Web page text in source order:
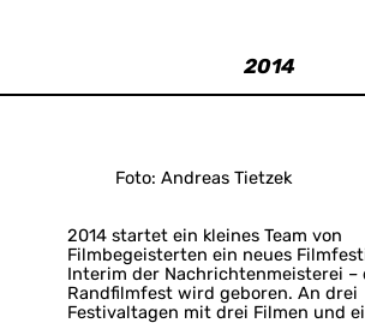
2014
Foto: Andreas Tietzek
2014 startet ein kleines Team von
Filmbegeisterten ein neues
Interim der Nachrichtenmeisterei –
Randfilmfest wird geboren. An drei
Festivaltagen mit drei Filmen und